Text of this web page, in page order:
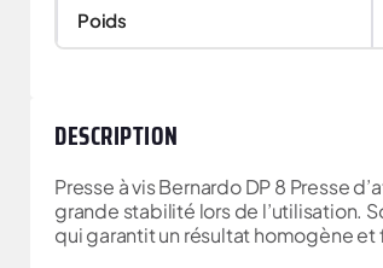
Poids
DESCRIPTION
Presse à vis Bernardo DP 8 Presse
grande stabilité lors de l’utilisation.
qui garantit un résultat homogène et